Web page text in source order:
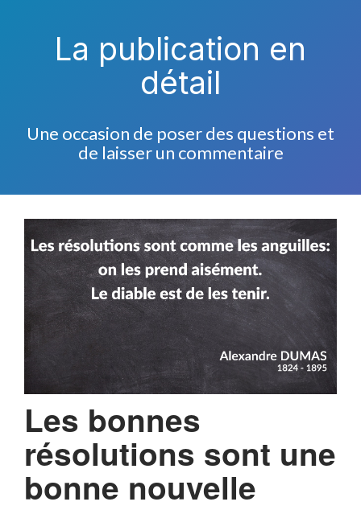
La publication en
détail
Une occasion de poser des questions et
de laisser un commentaire
Les bonnes
résolutions sont une
bonne nouvelle